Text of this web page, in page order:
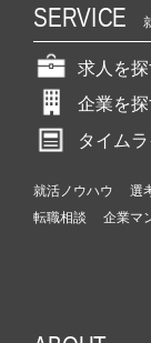
SERVICE
求人を探
企業を探
タイム
就活ノウハウ 選
転職相談
企業マ